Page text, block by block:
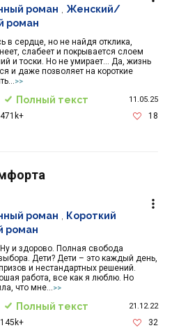
в сердце, но не найдя отклика,
слабеет и покрывается слоем
и тоски. Но не умирает... Да, жизнь
и даже позволяет на короткие
>>
роман
Женский/
роман
Полный текст 11.05.25
471k+ 18
и здорово. Полная свобода
Дети? Дети – это каждый день,
и нестандартных решений.
работа, все как я люблю. Но
что мне...
>>
роман
Короткий
роман
Полный текст 21.12.22
145k+ 32